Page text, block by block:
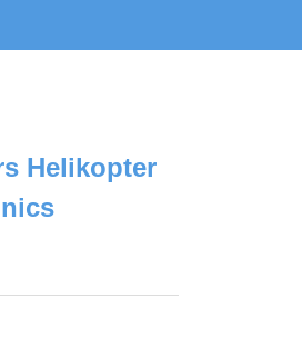
Helikopter